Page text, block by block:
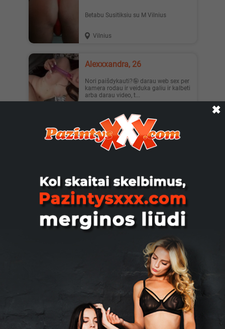
Betabu Susitiksiu su M Vilnius
Vilnius
alexxxandra, 26
Nori paišdykauti?🤪 darau web sex per
kamera rodau ir veiduka galiu ir kalbeti
arba darau video, t...
Affascinante, 27
Kaunas
Fistingas, 44
Video su fistingu ir ne tik :) Kam idomu
pm...turiu kai man daro fi...
susipažintų su Dominuojančia
moterimi, porą, V. Domina tik turi...
✖